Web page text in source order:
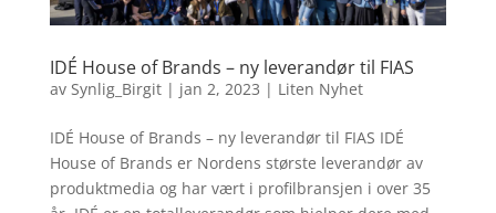
IDÉ House of Brands – ny leverandør til FIAS
av Synlig_Birgit| jan 2, 2023 | Liten Nyhet
IDÉ House of Brands – ny leverandør til FIAS IDÉ
House of Brands er Nordens største leverandør av
produktmedia og har vært i profilbransjen i over 35